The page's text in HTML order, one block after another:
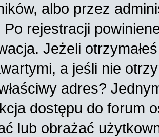
albo przez
Po rejestracji
Jeżeli
a jeśli nie
adres?
dostępu do forum
lub obrażać